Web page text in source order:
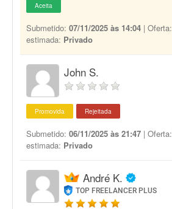
Aceita
Submetido: 07/11/2025 às 14:04 | Oferta:
estimada: Privado
John S.
Promovida Rejeitada
Submetido: 06/11/2025 às 21:47 | Oferta:
estimada: Privado
André K.
TOP FREELANCER PLUS